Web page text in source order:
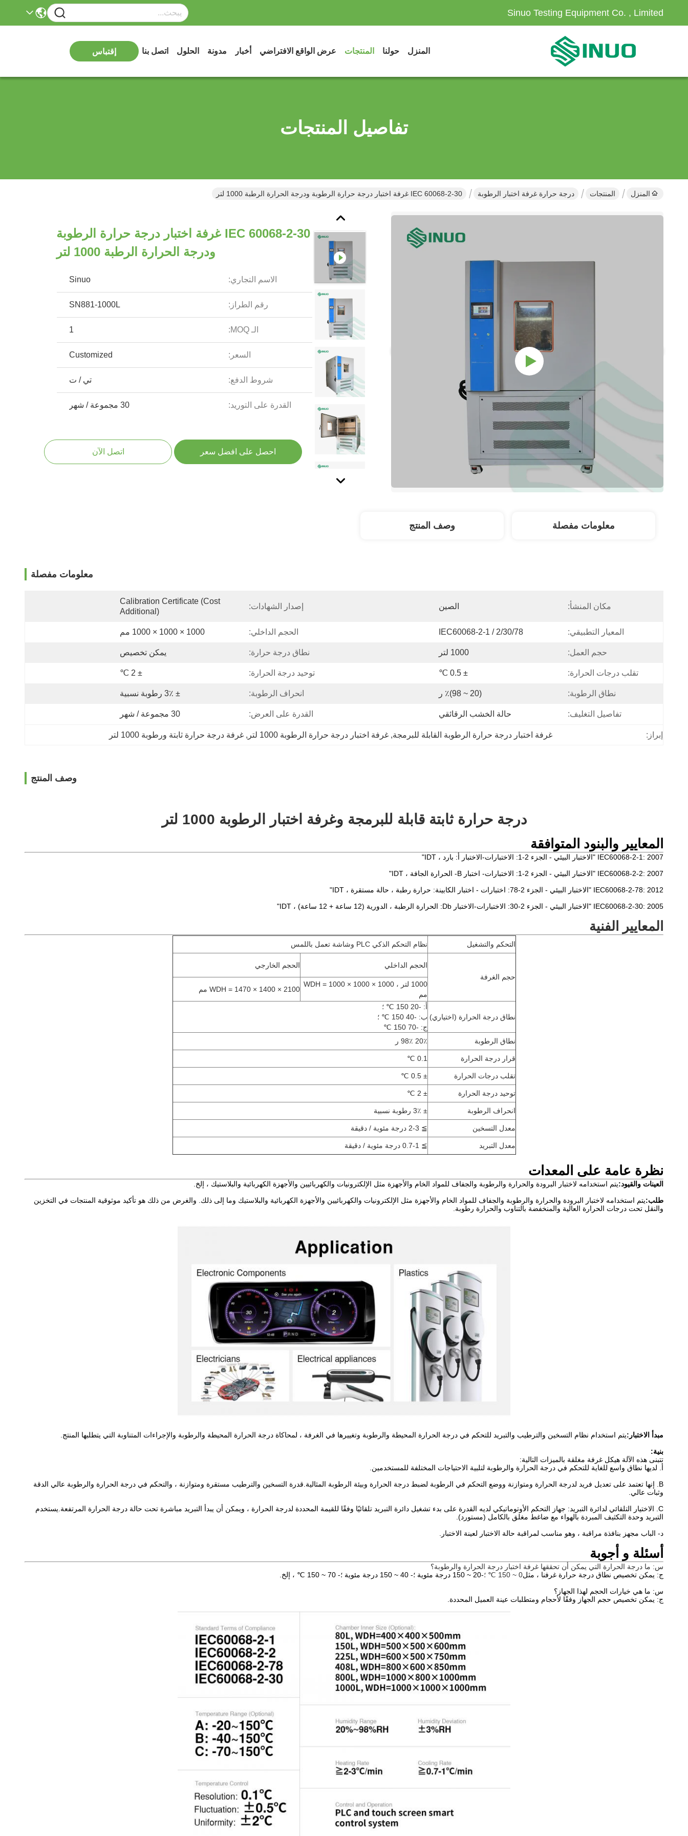
Sinuo Testing Equipment Co. , Limited
المنزل حولنا المنتجات عرض الواقع الافتراضي أخبار مدونة الحلول اتصل بنا إقتباس
تفاصيل المنتجات
المنزل المنتجات درجة حرارة غرفة اختبار الرطوبة IEC 60068-2-30 غرفة اختبار درجة حرارة الرطوبة ودرجة الحرارة الرطبة 1000 لتر
IEC 60068-2-30 غرفة اختبار درجة حرارة الرطوبة
ودرجة الحرارة الرطبة 1000 لتر
الاسم التجاري: Sinuo
رقم الطراز: SN881-1000L
الـ MOQ: 1
السعر: Customized
شروط الدفع: تي / ت
القدرة على التوريد: 30 مجموعة / شهر
احصل على افضل سعر اتصل الآن
معلومات مفصلة وصف المنتج
معلومات مفصلة
مكان المنشأ: الصين إصدار الشهادات:
Calibration Certificate (Cost
Additional)
المعيار التطبيقي: IEC60068-2-1 / 2/30/78 الحجم الداخلي: 1000 × 1000 × 1000 مم
حجم العمل: 1000 لتر نطاق درجة حرارة: يمكن تخصيص
تقلب درجات الحرارة: ± 0.5 ℃ توحيد درجة الحرارة: ± 2 ℃
نطاق الرطوبة: (20 ~ 98)٪ ر انحراف الرطوبة: ± 3٪ رطوبة نسبية
تفاصيل التغليف: حالة الخشب الرقائقي القدرة على العرض: 30 مجموعة / شهر
إبراز: غرفة اختبار درجة حرارة الرطوبة القابلة للبرمجة, غرفة اختبار درجة حرارة الرطوبة 1000 لتر , غرفة درجة حرارة ثابتة ورطوبة 1000 لتر
وصف المنتج
درجة حرارة ثابتة قابلة للبرمجة وغرفة اختبار الرطوبة 1000 لتر
المعايير والبنود المتوافقة
IEC60068-2-1: 2007 "الاختبار البيئي - الجزء 2-1: الاختبارات-الاختبار أ: بارد ، IDT"
IEC60068-2-2: 2007 "الاختبار البيئي - الجزء 2-1: الاختبارات- اختبار B- الحرارة الجافة ، IDT"
IEC60068-2-78: 2012 "الاختبار البيئي - الجزء 2-78: اختبارات - اختبار الكابينة: حرارة رطبة ، حالة مستقرة ، IDT"
IEC60068-2-30: 2005 "الاختبار البيئي - الجزء 2-30: الاختبارات-الاختبار Db: الحرارة الرطبة ، الدورية (12 ساعة + 12 ساعة) ، IDT"
المعايير الفنية
التحكم والتشغيل نظام التحكم الذكي PLC وشاشة تعمل باللمس
حجم الغرفة
الحجم الداخلي الحجم الخارجي
1000 لتر ، WDH = 1000 × 1000 × 1000
مم
WDH = 1470 × 1400 × 2100 مم
نطاق درجة الحرارة (اختياري)
أ: -20 150 ℃ ؛
ب: -40 150 ℃ ؛
ج: -70 150 ℃
نطاق الرطوبة
20٪ 98٪ ر
قرار درجة الحرارة 0.1 ℃
تقلب درجات الحرارة ± 0.5 ℃
توحيد درجة الحرارة ± 2 ℃
انحراف الرطوبة ± 3٪ رطوبة نسبية
معدل التسخين ≧ 2-3 درجة مئوية / دقيقة
معدل التبريد ≧ 0.7-1 درجة مئوية / دقيقة
نظرة عامة على المعدات
العينات والقيود:يتم استخدامه لاختبار البرودة والحرارة والرطوبة والجفاف للمواد الخام والأجهزة مثل الإلكترونيات والكهربائيين والأجهزة الكهربائية والبلاستيك ، إلخ.
طلب:يتم استخدامه لاختبار البرودة والحرارة والرطوبة والجفاف للمواد الخام والأجهزة مثل الإلكترونيات والكهربائيين والأجهزة الكهربائية والبلاستيك وما إلى ذلك. والغرض من ذلك هو تأكيد موثوقية المنتجات في التخزين
والنقل تحت درجات الحرارة العالية والمنخفضة بالتناوب والحرارة رطوبة.
مبدأ الاختبار:يتم استخدام نظام التسخين والترطيب والتبريد للتحكم في درجة الحرارة المحيطة والرطوبة وتغييرها في الغرفة ، لمحاكاة درجة الحرارة المحيطة والرطوبة والإجراءات المتناوبة التي يتطلبها المنتج.
بنية:
تتبنى هذه الآلة هيكل غرفة مغلقة بالميزات التالية:
أ. لديها نطاق واسع للغاية للتحكم في درجة الحرارة والرطوبة لتلبية الاحتياجات المختلفة للمستخدمين.
B. إنها تعتمد على تعديل فريد لدرجة الحرارة ومتوازنة ووضع التحكم في الرطوبة لضبط درجة الحرارة وبيئة الرطوبة المثالية.قدرة التسخين والترطيب مستقرة ومتوازنة ، والتحكم في درجة الحرارة والرطوبة عالي الدقة
وثبات عالي.
C. الاختيار التلقائي لدائرة التبريد: جهاز التحكم الأوتوماتيكي لديه القدرة على بدء تشغيل دائرة التبريد تلقائيًا وفقًا للقيمة المحددة لدرجة الحرارة ، ويمكن أن يبدأ التبريد مباشرة تحت حالة درجة الحرارة المرتفعة.يستخدم
التبريد وحدة التكثيف المبردة بالهواء مع ضاغط مغلق بالكامل (مستورد).
د- الباب مجهز بنافذة مراقبة ، وهو مناسب لمراقبة حالة الاختبار لعينة الاختبار.
أسئلة و أجوبة
س: ما درجة الحرارة التي يمكن أن تحققها غرفة اختبار درجة الحرارة والرطوبة؟
ج: يمكن تخصيص نطاق درجة حرارة غرفنا ، مثل0 ~ 150 ℃ ؛
-20 ~ 150 درجة مئوية ؛- 40 ~ 150 درجة مئوية ؛- 70 ~ 150 ℃ ، إلخ.
س: ما هي خيارات الحجم لهذا الجهاز؟
ج: يمكن تخصيص حجم الجهاز وفقًا لأحجام ومتطلبات عينة العميل المحددة.